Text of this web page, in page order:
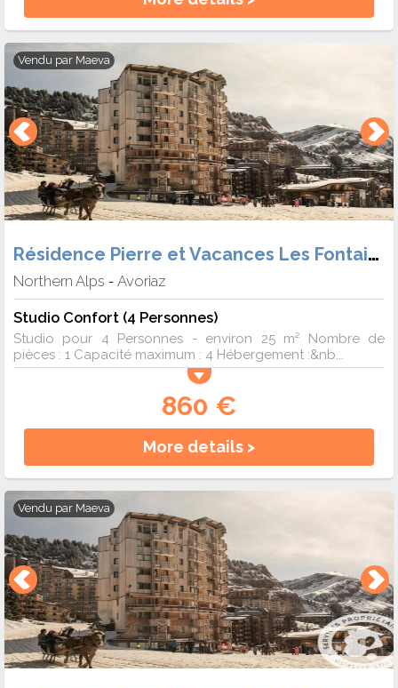
Vendu par Maeva
Résidence Pierre et Vacances Les Fontaines Blanches
Northern Alps - Avoriaz
Studio Confort (4 Personnes)
Studio pour 4 Personnes - environ 25 m² Nombre de
pièces : 1 Capacité maximum : 4 Hébergement :&nb...
860 €
More details >
Vendu par Maeva